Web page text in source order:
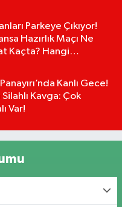
Parkeye Çıkıyor!
Hazırlık Maçı Ne
Kaçta? Hangi
Kanlı Gece!
Kavga: Çok
Var!